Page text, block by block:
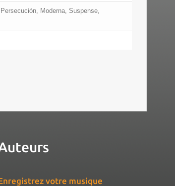
Moderna, Suspense,
votre musique